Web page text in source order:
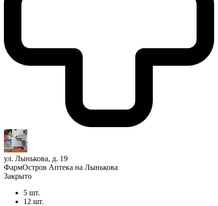
ул. Лынькова, д. 19
ФармОстров Аптека на Лынькова
Закрыто
5 шт.
12 шт.